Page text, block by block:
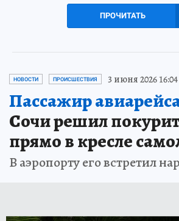
ПРОЧИТАТЬ
НОВОСТИ ПРОИСШЕСТВИЯ 3 июня 2026 16:04
Пассажир
Сочи решил
прямо в кресле
В аэропорту его встретил